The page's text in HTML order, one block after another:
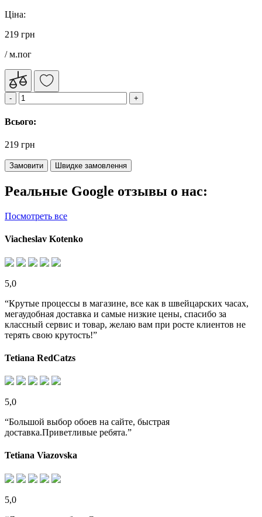
Ціна:
219 грн
/ м.пог
Всього:
219 грн
Замовити Швидке замовлення
Реальные Google отзывы о нас:
Посмотреть все
Viacheslav Kotenko
5,0
“Крутые процессы в магазине, все как в швейцарских часах,
мегаудобная доставка и самые низкие цены, спасибо за
классный сервис и товар, желаю вам при росте клиентов не
терять свою крутость!”
Tetiana RedCatzs
5,0
“Большой выбор обоев на сайте, быстрая
доставка.Приветливые ребята.”
Tetiana Viazovska
5,0